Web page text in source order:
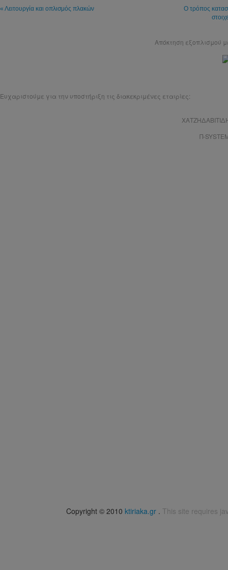
« Λειτουργία και οπλισμός πλακών
Ο τρόπος
Απόκτηση εξοπλισμού
Ευχαριστούμε για την υποστήριξη τις διακεκριμένες εταιρίες:
Π-
Copyright © 2010 ktiriaka.gr . This site requires